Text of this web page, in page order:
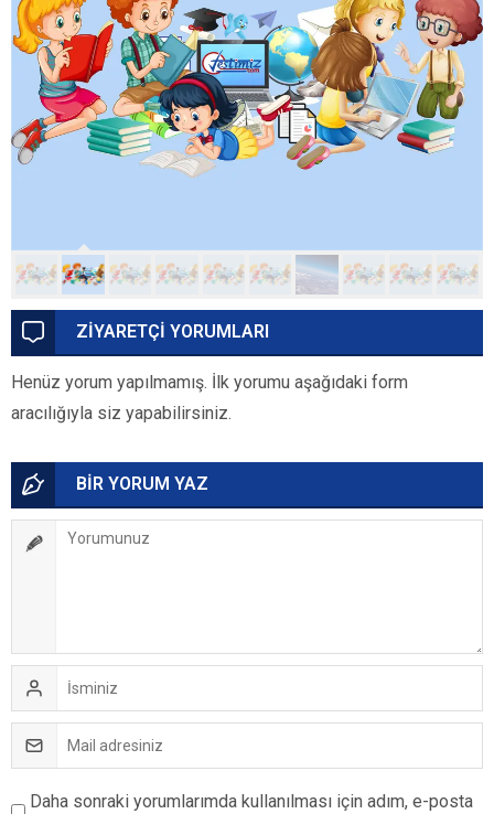
ZİYARETÇİ YORUMLARI
Henüz yorum yapılmamış. İlk yorumu aşağıdaki form
aracılığıyla siz yapabilirsiniz.
BİR YORUM YAZ
Daha sonraki yorumlarımda kullanılması için adım, e-posta